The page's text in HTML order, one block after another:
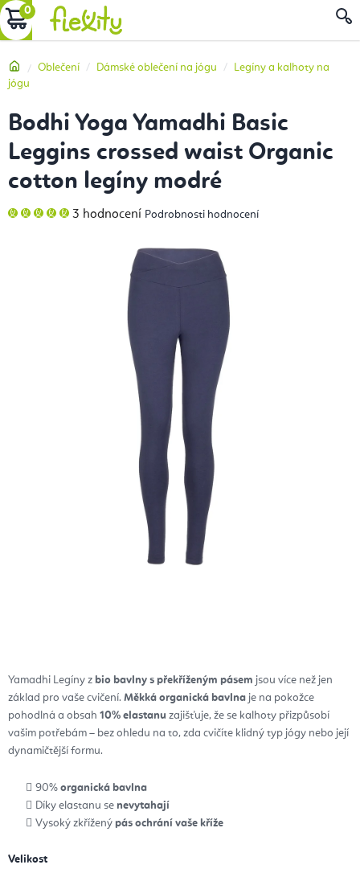
Přejít
na
NÁKUPNÍ
DomůOblečení Dámské oblečení na jógu
Legíny a kalhoty na
jógu
Yamadhi Legíny z bio bavlny s překříženým pásem jsou více než jen
základ pro vaše cvičení. Měkká organická bavlna je na pokožce
pohodlná a obsah 10% elastanu zajišťuje, že se kalhoty přizpůsobí
vašim potřebám – bez ohledu na to, zda cvičíte klidný typ jógy nebo její
dynamičtější formu.
90% organická bavlna
Díky elastanu se nevytahají
Vysoký zkřížený pás ochrání vaše kříže
Velikost
Bodhi Yoga Yamadhi Basic
Leggins crossed waist Organic
cotton legíny modré
Průměrné
hodnocení
3 hodnocení Podrobnosti hodnocení